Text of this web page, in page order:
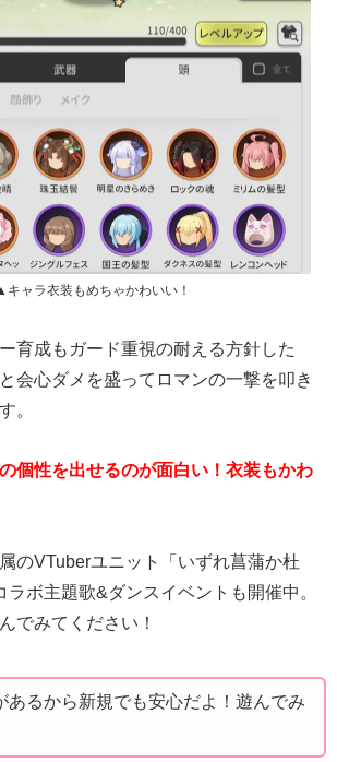
キャラ衣装もめちゃかわいい！
育成もガード重視の耐える方針した
会心ダメを盛ってロマンの一撃を叩き
。
個性を出せるのが面白い！衣装もかわ
のVTuberユニット「いずれ菖蒲か杜
ラボ主題歌&ダンスイベントも開催中。
でみてください！
あるから新規でも安心だよ！遊んでみ